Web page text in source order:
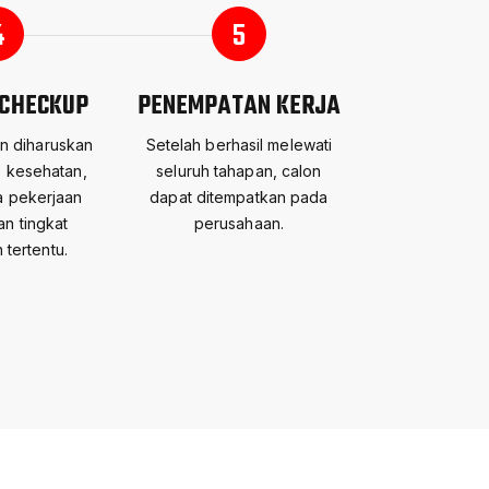
diharuskan
pekerjaan
tingkat
tertentu.
5
PENEMPATAN KERJA
Setelah berhasil melewati
seluruh tahapan, calon
dapat ditempatkan pada
perusahaan.